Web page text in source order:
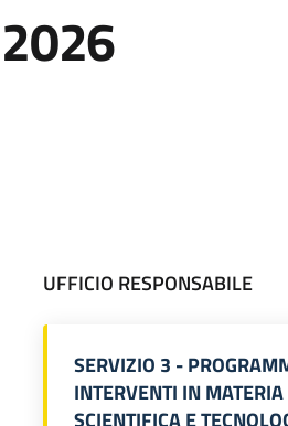
UFFICIO RESPONSABILE
SERVIZIO 3 -
INTERVENTI IN
SCIENTIFICA E